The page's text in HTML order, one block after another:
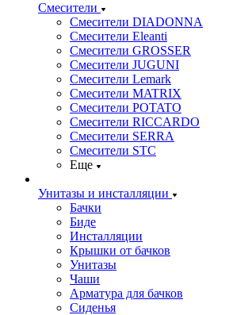
Смесители
Смесители DIADONNA
Смесители Eleanti
Смесители GROSSER
Смесители JUGUNI
Смесители Lemark
Смесители MATRIX
Смесители POTATO
Смесители RICCARDO
Смесители SERRA
Смесители STC
Еще
Унитазы и инсталляции
Бачки
Биде
Инсталляции
Крышки от бачков
Унитазы
Чаши
Арматура для бачков
Сиденья